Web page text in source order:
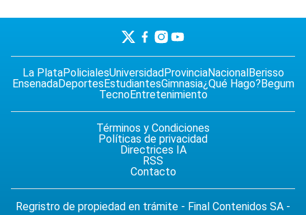
La PlataPolicialesUniversidadProvinciaNacionalBerisso
EnsenadaDeportesEstudiantesGimnasia¿Qué Hago?Begum
TecnoEntretenimiento
Términos y Condiciones
Políticas de privacidad
Directrices IA
RSS
Contacto
Regristro de propiedad en trámite - Final Contenidos SA -